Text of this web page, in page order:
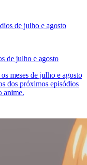
de julho e agosto
meses de julho e agosto
dos próximos episódios
anime.